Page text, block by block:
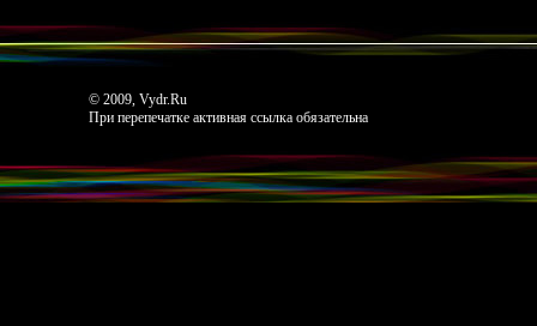
© 2009, Vydr.Ru
При перепечатке активная ссылка обязательна